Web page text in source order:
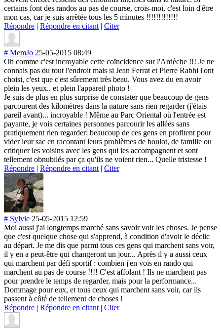
certains font des randos au pas de course, crois-moi, c'est loin d'être
mon cas, car je suis arrêtée tous les 5 minutes !!!!!!!!!!!!!
Répondre | Répondre en citant | Citer
# MemJo 25-05-2015 08:49
Oh comme c'est incroyable cette coïncidence sur l'Ardèche !!! Je ne
connais pas du tout l'endroit mais si Jean Ferrat et Pierre Rabhi l'ont
choisi, c'est que c'est sûrement très beau. Vous avez du en avoir
plein les yeux.. et plein l'appareil photo !
Je suis de plus en plus surprise de constater que beaucoup de gens
parcourent des kilomètres dans la nature sans rien regarder (j'étais
pareil avant)... incroyable ! Même au Parc Oriental où l'entrée est
payante, je vois certaines personnes parcourir les allées sans
pratiquement rien regarder; beaucoup de ces gens en profitent pour
vider leur sac en racontant leurs problèmes de boulot, de famille ou
critiquer les voisins avec les gens qui les accompagnent et sont
tellement obnubilés par ça qu'ils ne voient rien... Quelle tristesse !
Répondre | Répondre en citant | Citer
# Sylvie 25-05-2015 12:59
Moi aussi j'ai longtemps marché sans savoir voir les choses. Je pense
que c'est quelque chose qui s'apprend, à condition d'avoir le déclic
au départ. Je me dis que parmi tous ces gens qui marchent sans voir,
il y en a peut-être qui changeront un jour... Après il y a aussi ceux
qui marchent par défi sportif : combien j'en vois en rando qui
marchent au pas de course !!!! C'est affolant ! Ils ne marchent pas
pour prendre le temps de regarder, mais pour la performance...
Dommage pour eux, et tous ceux qui marchent sans voir, car ils
passent à côté de tellement de choses !
Répondre | Répondre en citant | Citer